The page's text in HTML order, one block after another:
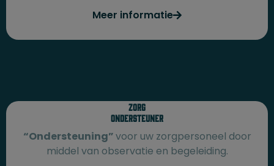
Meer informatie
Zorg
Ondersteuner
“Ondersteuning”voor uw zorgpersoneel door
middel van observatie en begeleiding.